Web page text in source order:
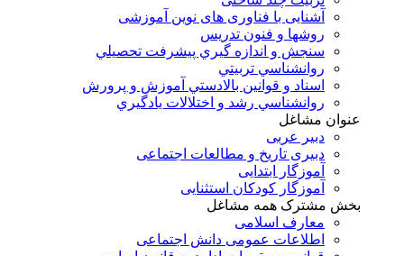
آشنایی با فناوری های نوین آموزشی
روشها و فنون تدريس
سنجش و اندازه گيري پيشرفت تحصيلي
روانشناسي تربيتي
اسناد و قوانين بالادستي آموزش و پرورش
روانشناسي رشد و اختلالات يادگيري
عنوان مشاغل
دبير عربی
دبیری تاریخ و مطالعات اجتماعی
آموزگار ابتدایی
آموزگار کودکان استثنایی
بخش مشترک همه مشاغل
معارف اسلامی
اطلاعات عمومی دانش اجتماعی